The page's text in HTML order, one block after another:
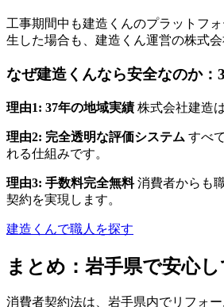
工事期間中も建造くんのプラットフ
生した場合も、建造くん運営の株式
なぜ建造くんなら安全なのか：
理由1: 37年の地域実績 株式会社建造
理由2: 完全透明な評価システム すべ
れる仕組みです。
理由3: 手数料完全無料消費者からも
契約を実現します。
建造くんで職人を探す
まとめ：岩手県で安心
消費者契約法は、岩手県内でリフォ